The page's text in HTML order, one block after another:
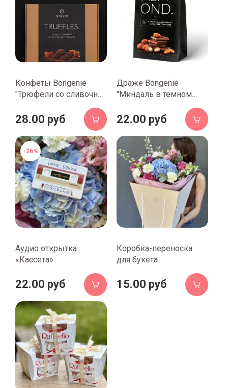
Конфеты Bongenie
"Трюфели со сливочно-
кремовой карамелью",
120 гр.
28.00 руб
Драже Bongenie
"Миндаль в темном
шоколаде и какао", 100
гр.
22.00 руб
-26%
Аудио открытка
«Кассета»
22.00 руб
Коробка-переноска
для букета
15.00 руб